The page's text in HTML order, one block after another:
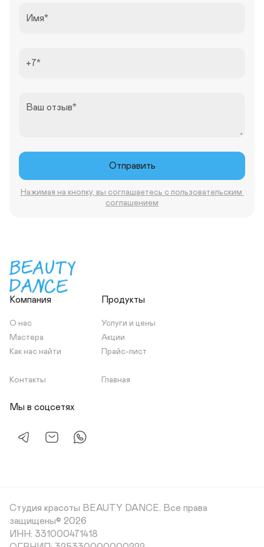
Имя
+7
Ваш отзыв
Отправить
Нажимая на кнопку, вы соглашаетесь с пользовательским
соглашением
Компания
О нас
Мастера
Как нас найти
Продукты
Услуги и цены
Акции
Прайс-лист
Контакты Главная
Мы в соцсетях
Студия красоты BEAUTY DANCE. Все права
защищены© 2026
ИНН: 331000471418